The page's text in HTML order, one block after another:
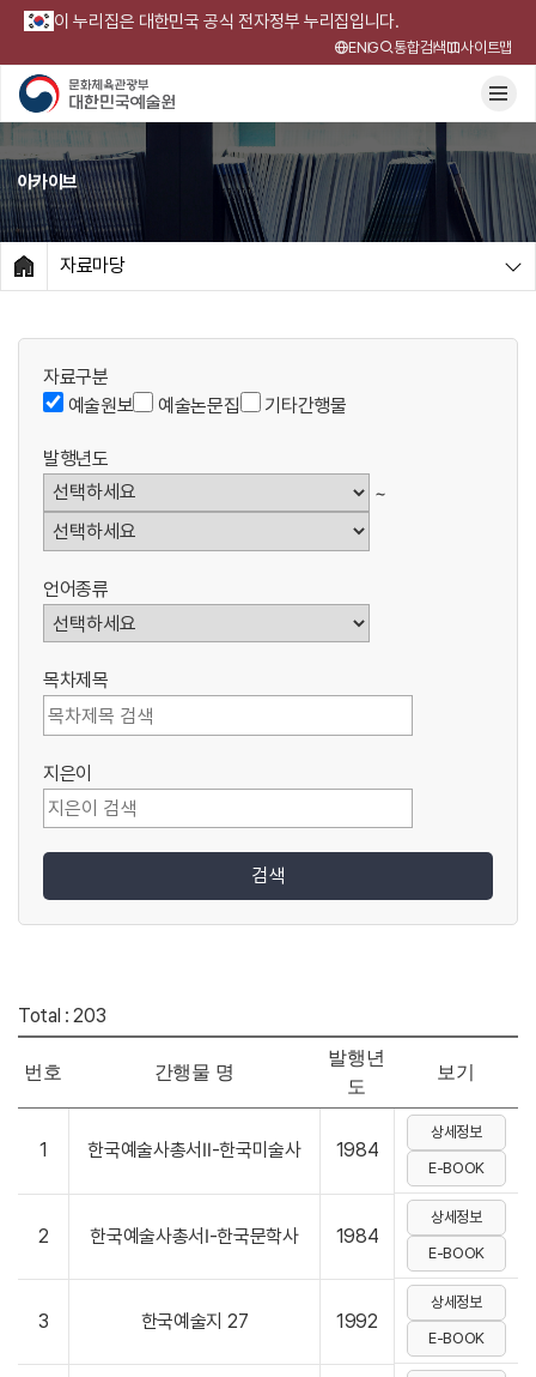
이 누리집은 대한민국 공식 전자정부 누리집입니다.
ENG 통합검색 사이트맵
아카이브
HOME
자료마당
자료구분
예술원보
예술논문집 기타간행물
발행년도
~
언어종류
목차제목
지은이
검색
Total : 203
번호 간행물 명
발행년
도
보기
1 한국예술사총서Ⅱ-한국미술사 1984
상세정보
E-BOOK
2 한국예술사총서Ⅰ-한국문학사 1984
상세정보
E-BOOK
3 한국예술지 27 1992
상세정보
E-BOOK